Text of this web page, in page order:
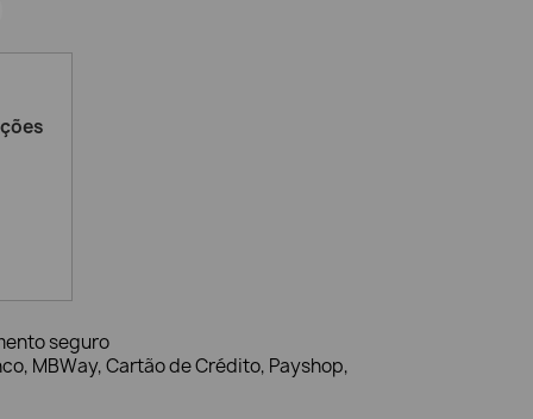
seguro
MBWay, Cartão de Crédito, Payshop,